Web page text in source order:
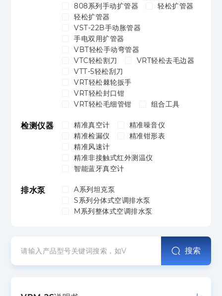
808系列手动扩管器
轻松扩管器
轻松扩管器
VST-22B手动胀管器
手电双用扩管器
VBT轻松手动弯管器
VTC轻松割刀
VRT轻松去毛边器
VTT-5轻松刮刀
VRT轻松棘轮扳手
VRT轻松封口钳
VRT轻松毛细管钳
组合工具
检测仪器 精准真空计
精准噪音仪
精准检漏仪
精准钳形表
精准风速计
精准非接触式红外测温仪
智能蓝牙真空计
排水泵
A系列坦克泵
S系列分体式空调排水泵
M系列整体式空调排水泵
搜索